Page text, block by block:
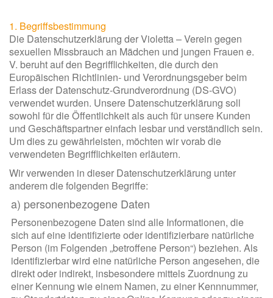
1. Begriffsbestimmung
Die Datenschutzerklärung der Violetta – Verein gegen
sexuellen Missbrauch an Mädchen und jungen Frauen e.
V. beruht auf den Begrifflichkeiten, die durch den
Europäischen Richtlinien- und Verordnungsgeber beim
Erlass der Datenschutz-Grundverordnung (DS-GVO)
verwendet wurden. Unsere Datenschutzerklärung soll
sowohl für die Öffentlichkeit als auch für unsere Kunden
und Geschäftspartner einfach lesbar und verständlich sein.
Um dies zu gewährleisten, möchten wir vorab die
verwendeten Begrifflichkeiten erläutern.
Wir verwenden in dieser Datenschutzerklärung unter
anderem die folgenden Begriffe:
a) personenbezogene Daten
Personenbezogene Daten sind alle Informationen, die
sich auf eine identifizierte oder identifizierbare natürliche
Person (im Folgenden „betroffene Person“) beziehen. Als
identifizierbar wird eine natürliche Person angesehen, die
direkt oder indirekt, insbesondere mittels Zuordnung zu
einer Kennung wie einem Namen, zu einer Kennnummer,